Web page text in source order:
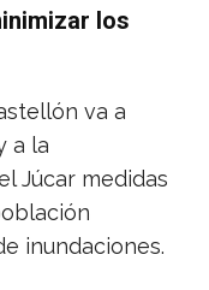
los
va a
a la
Júcar medidas
inundaciones.